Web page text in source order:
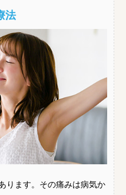
法
ります。その痛みは病気か